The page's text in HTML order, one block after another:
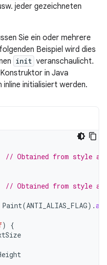
jeder gezeichneten
Sie ein oder mehrere
Beispiel wird dies
init veranschaulicht.
in Java
initialisiert werden.
// Obtained from style
// Obtained from style
Paint(ANTI_ALIAS_FLAG).
)
{